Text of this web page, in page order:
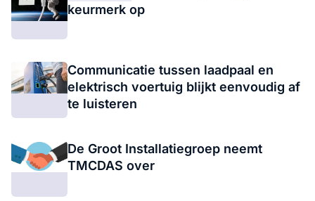
keurmerk op
Communicatie tussen laadpaal en
elektrisch voertuig blijkt eenvoudig af
te luisteren
De Groot Installatiegroep neemt
TMCDAS over